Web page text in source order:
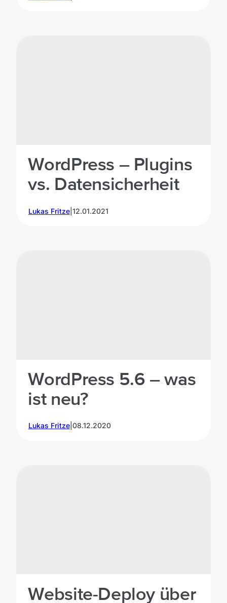
WordPress – Plugins
vs. Datensicherheit
Lukas Fritze| 12.01.2021
WordPress 5.6 – was
ist neu?
Lukas Fritze| 08.12.2020
Website-Deploy über